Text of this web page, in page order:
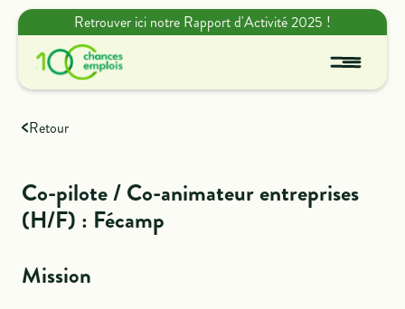
Retrouver ici notre Rapport d'Activité 2025 !
Retour
Co-pilote / Co-animateur entreprises
(H/F) : Fécamp
Mission